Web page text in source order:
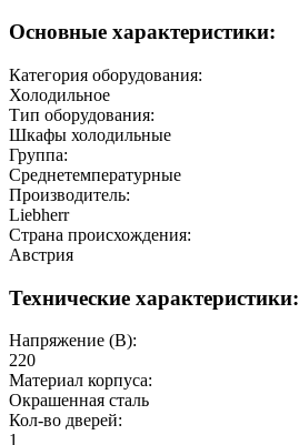
Основные характеристики:
Категория оборудования:
Холодильное
Тип оборудования:
Шкафы холодильные
Группа:
Среднетемпературные
Производитель:
Liebherr
Страна происхождения:
Австрия
Технические характеристики:
Напряжение (В):
220
Материал корпуса:
Окрашенная сталь
Кол-во дверей:
1